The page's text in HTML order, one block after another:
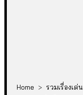
Home > รวมเรื่องเด่น